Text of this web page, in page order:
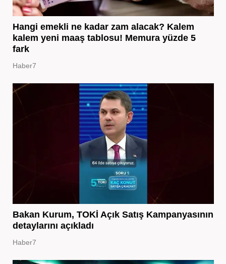
Hangi emekli ne kadar zam alacak? Kalem
kalem yeni maaş tablosu! Memura yüzde 5
fark
Haber7
Bakan Kurum, TOKİ Açık Satış Kampanyasının
detaylarını açıkladı
Haber7